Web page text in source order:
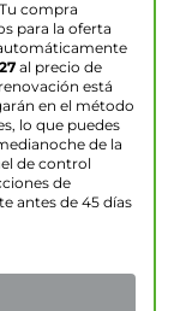
compra
para la oferta
al precio de
está
en el método
lo que puedes
de la
de control
de
antes de 45 días